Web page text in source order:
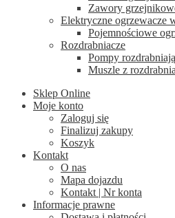
Zawory
Elektryczne ogrzewacze
Pojemnościowe
Rozdrabniacze
Pompy
Muszle z
Sklep Online
Moje konto
Zaloguj się
Finalizuj zakupy
Koszyk
Kontakt
O nas
Mapa dojazdu
Kontakt | Nr konta
Informacje prawne